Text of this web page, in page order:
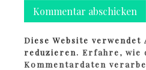
Diese Website verwendet
reduzieren.Erfahre, wie
Kommentardaten